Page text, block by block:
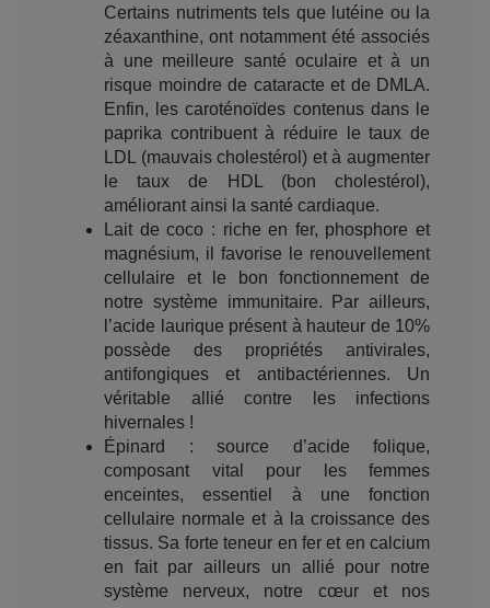
Certains nutriments tels que lutéine ou la
zéaxanthine, ont notamment été associés
à une meilleure santé oculaire et à un
risque moindre de cataracte et de DMLA.
Enfin, les caroténoïdes contenus dans le
paprika contribuent à réduire le taux de
LDL (mauvais cholestérol) et à augmenter
le taux de HDL (bon cholestérol),
améliorant ainsi la santé cardiaque.
Lait de coco : riche en fer, phosphore et
magnésium, il favorise le renouvellement
cellulaire et le bon fonctionnement de
notre système immunitaire. Par ailleurs,
l’acide laurique présent à hauteur de 10%
possède des propriétés antivirales,
antifongiques et antibactériennes. Un
véritable allié contre les infections
hivernales !
Épinard : source d’acide folique,
composant vital pour les femmes
enceintes, essentiel à une fonction
cellulaire normale et à la croissance des
tissus. Sa forte teneur en fer et en calcium
en fait par ailleurs un allié pour notre
système nerveux, notre cœur et nos